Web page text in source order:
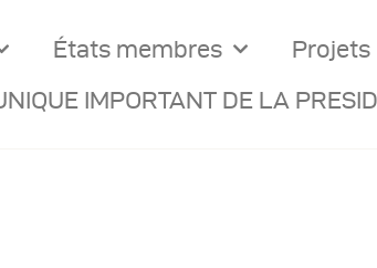
États membres Projets
IMPORTANT DE LA